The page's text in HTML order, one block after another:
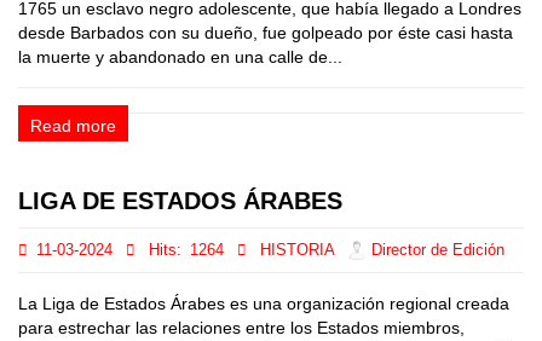
1765 un esclavo negro adolescente, que había llegado a Londres
desde Barbados con su dueño, fue golpeado por éste casi hasta
la muerte y abandonado en una calle de...
Read more
LIGA DE ESTADOS ÁRABES
11-03-2024 Hits: 1264 HISTORIA Director de Edición
La Liga de Estados Árabes es una organización regional creada
para estrechar las relaciones entre los Estados miembros,